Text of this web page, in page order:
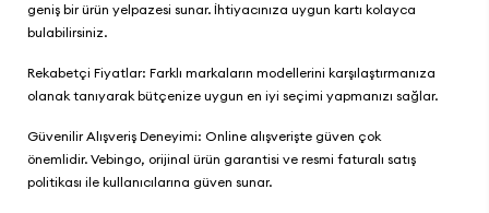
geniş bir ürün yelpazesi sunar. İhtiyacınıza uygun kartı kolayca
bulabilirsiniz.
Rekabetçi Fiyatlar: Farklı markaların modellerini karşılaştırmanıza
olanak tanıyarak bütçenize uygun en iyi seçimi yapmanızı sağlar.
Güvenilir Alışveriş Deneyimi: Online alışverişte güven çok
önemlidir. Vebingo, orijinal ürün garantisi ve resmi faturalı satış
politikası ile kullanıcılarına güven sunar.